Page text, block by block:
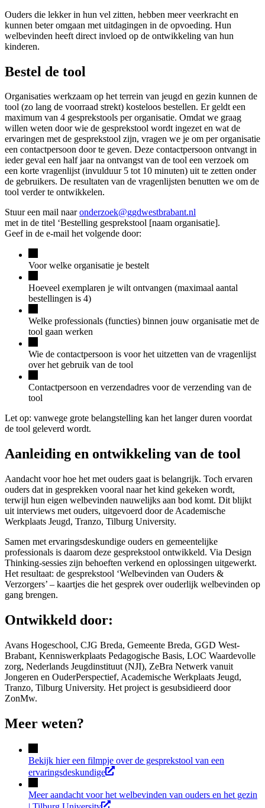
Ouders die lekker in hun vel zitten, hebben meer veerkracht en
kunnen beter omgaan met uitdagingen in de opvoeding. Hun
welbevinden heeft direct invloed op de ontwikkeling van hun
kinderen.
Bestel de tool
Organisaties werkzaam op het terrein van jeugd en gezin kunnen de
tool (zo lang de voorraad strekt) kosteloos bestellen. Er geldt een
maximum van 4 gesprekstools per organisatie. Omdat we graag
willen weten door wie de gesprekstool wordt ingezet en wat de
ervaringen met de gesprekstool zijn, vragen we je om per organisatie
een contactpersoon door te geven. Deze contactpersoon ontvangt in
ieder geval een half jaar na ontvangst van de tool een verzoek om
een korte vragenlijst (invulduur 5 tot 10 minuten) uit te zetten onder
de gebruikers. De resultaten van de vragenlijsten benutten we om de
tool verder te ontwikkelen.
Stuur een mail naaronderzoek@ggdwestbrabant.nl
met in de titel ‘Bestelling gesprekstool [naam organisatie].
Geef in de e-mail het volgende door:
Voor welke organisatie je bestelt
Hoeveel exemplaren je wilt ontvangen (maximaal aantal
bestellingen is 4)
Welke professionals (functies) binnen jouw organisatie met de
tool gaan werken
Wie de contactpersoon is voor het uitzetten van de vragenlijst
over het gebruik van de tool
Contactpersoon en verzendadres voor de verzending van de
tool
Let op: vanwege grote belangstelling kan het langer duren voordat
de tool geleverd wordt.
Aanleiding en ontwikkeling van de tool
Aandacht voor hoe het met ouders gaat is belangrijk. Toch ervaren
ouders dat in gesprekken vooral naar het kind gekeken wordt,
terwijl hun eigen welbevinden nauwelijks aan bod komt. Dit blijkt
uit interviews met ouders, uitgevoerd door de Academische
Werkplaats Jeugd, Tranzo, Tilburg University.
Samen met ervaringsdeskundige ouders en gemeentelijke
professionals is daarom deze gesprekstool ontwikkeld. Via Design
Thinking-sessies zijn behoeften verkend en oplossingen uitgewerkt.
Het resultaat: de gesprekstool ‘Welbevinden van Ouders &
Verzorgers’ – kaartjes die het gesprek over ouderlijk welbevinden op
gang brengen.
Ontwikkeld door:
Avans Hogeschool, CJG Breda, Gemeente Breda, GGD West-
Brabant, Kenniswerkplaats Pedagogische Basis, LOC Waardevolle
zorg, Nederlands Jeugdinstituut (NJI), ZeBra Netwerk vanuit
Jongeren en OuderPerspectief, Academische Werkplaats Jeugd,
Tranzo, Tilburg University. Het project is gesubsidieerd door
ZonMw.
Meer weten?
Bekijk hier een filmpje over de gesprekstool van een
ervaringsdeskundige
Meer aandacht voor het welbevinden van ouders en het gezin